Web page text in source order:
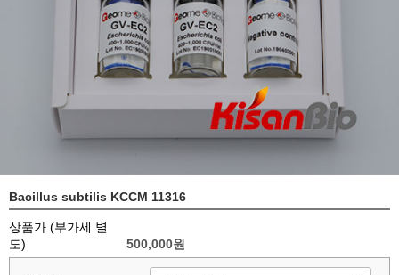
Bacillus subtilis KCCM 11316
상품가 (부가세 별
도)
500,000원